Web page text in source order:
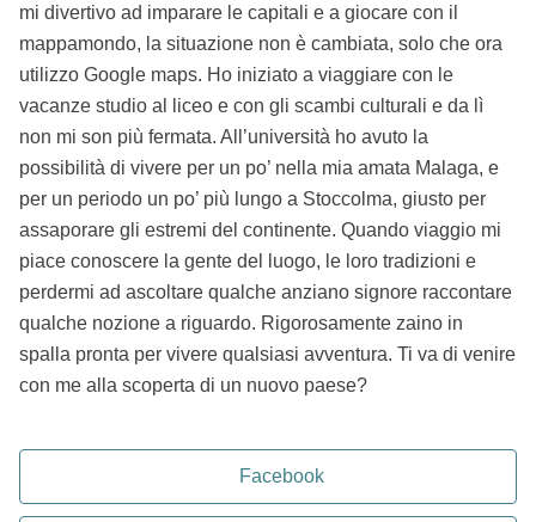
mi divertivo ad imparare le capitali e a giocare con il
mappamondo, la situazione non è cambiata, solo che ora
utilizzo Google maps. Ho iniziato a viaggiare con le
vacanze studio al liceo e con gli scambi culturali e da lì
non mi son più fermata. All’università ho avuto la
possibilità di vivere per un po’ nella mia amata Malaga, e
per un periodo un po’ più lungo a Stoccolma, giusto per
assaporare gli estremi del continente. Quando viaggio mi
piace conoscere la gente del luogo, le loro tradizioni e
perdermi ad ascoltare qualche anziano signore raccontare
qualche nozione a riguardo. Rigorosamente zaino in
spalla pronta per vivere qualsiasi avventura. Ti va di venire
con me alla scoperta di un nuovo paese?
Facebook